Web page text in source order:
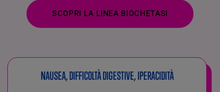
SCOPRI LA LINEA BIOCHETASI
NAUSEA, DIFFICOLTÀ DIGESTIVE, IPERACIDITÀ